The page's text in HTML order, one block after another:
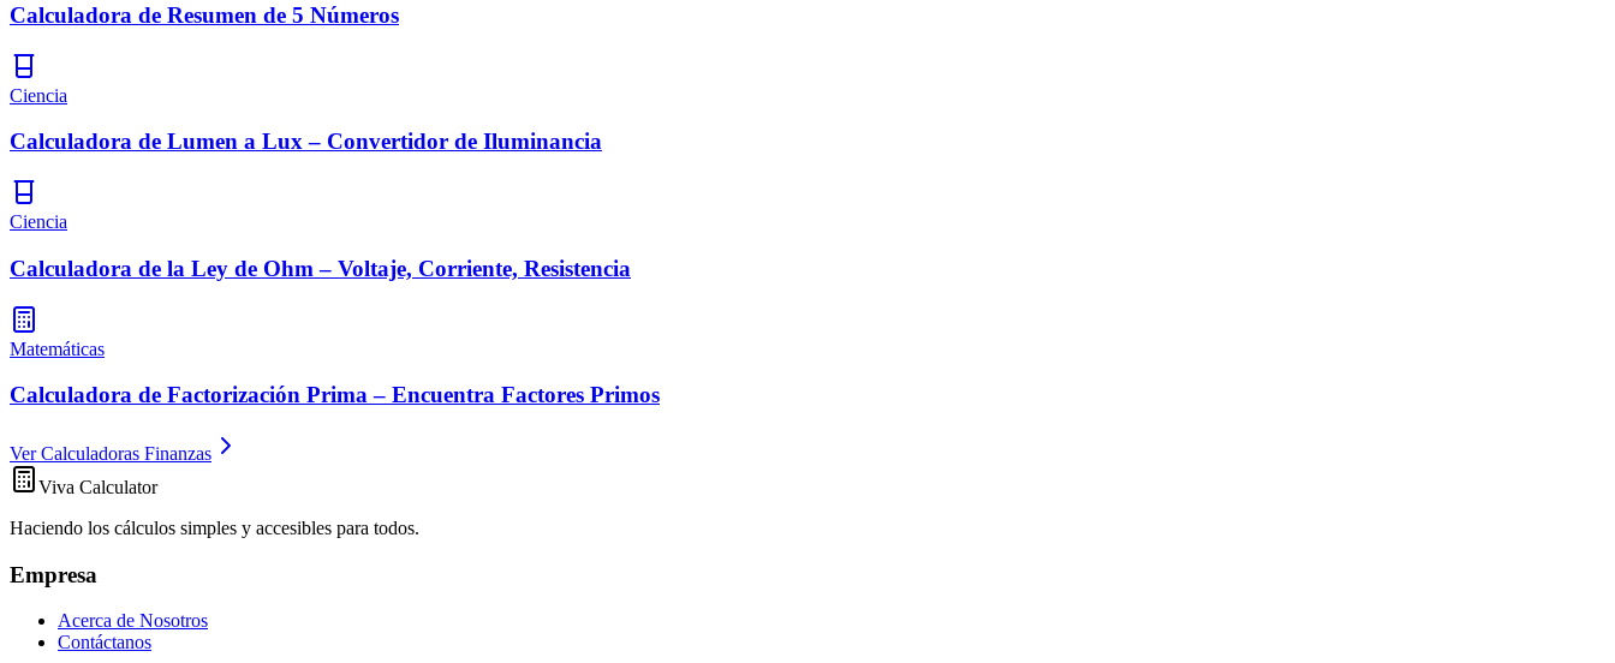
Calculadora de Resumen de 5 Números
Ciencia
Calculadora de Lumen a Lux – Convertidor de Iluminancia
Ciencia
Calculadora de la Ley de Ohm – Voltaje, Corriente, Resistencia
Matemáticas
Calculadora de Factorización Prima – Encuentra Factores Primos
Ver Calculadoras Finanzas
Viva Calculator
Haciendo los cálculos simples y accesibles para todos.
Empresa
Acerca de Nosotros
Contáctanos